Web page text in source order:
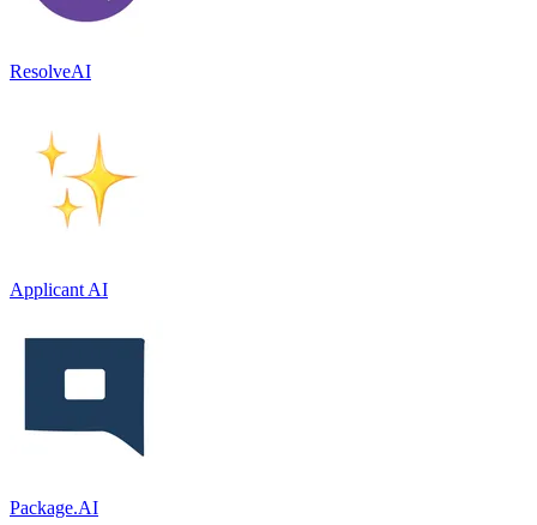
ResolveAI
Applicant AI
Package.AI